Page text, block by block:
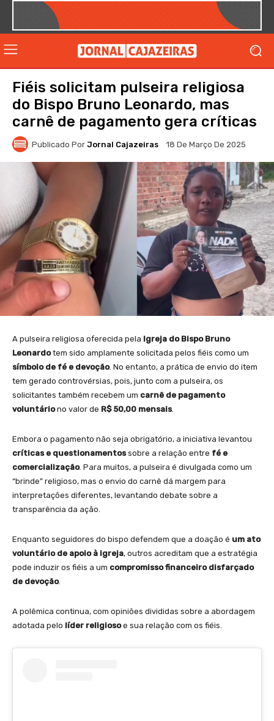
Fiéis solicitam pulseira religiosa
do Bispo Bruno Leonardo, mas
carnê de pagamento gera críticas
Publicado Por Jornal Cajazeiras 18 De Março De 2025
A pulseira religiosa oferecida pela Igreja do Bispo Bruno
Leonardotem sido amplamente solicitada pelos fiéis como um
símbolo de fé e devoção. No entanto, a prática de envio do item
tem gerado controvérsias, pois, junto com a pulseira, os
solicitantes também recebem um carnê de pagamento
voluntáriono valor de R$ 50,00 mensais.
Embora o pagamento não seja obrigatório, a iniciativa levantou
críticas e questionamentossobre a relação entre fé e
comercialização. Para muitos, a pulseira é divulgada como um
“brinde” religioso, mas o envio do carnê dá margem para
interpretações diferentes, levantando debate sobre a
transparência da ação.
Enquanto seguidores do bispo defendem que a doação é um ato
voluntário de apoio à igreja, outros acreditam que a estratégia
pode induzir os fiéis a um compromisso financeiro disfarçado
de devoção.
A polêmica continua, com opiniões divididas sobre a abordagem
adotada pelo líder religiosoe sua relação com os fiéis.